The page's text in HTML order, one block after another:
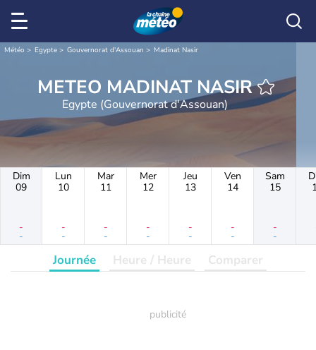
Météo Egypte Gouvernorat d'Assouan Madinat Nasir
METEO MADINAT NASIR
Egypte (Gouvernorat d'Assouan)
Dim
09
-
-
Lun
10
-
-
Mar
11
-
-
Mer
12
-
-
Jeu
13
-
-
Ven
14
-
-
Sam
15
-
-
Journée Heure / Heure Comparer